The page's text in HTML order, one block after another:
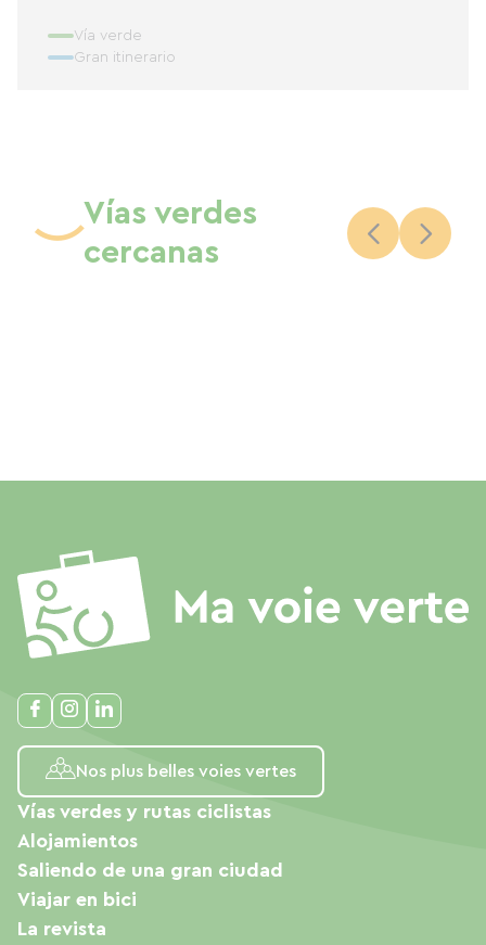
Vía verde
Gran itinerario
Vías verdes
cercanas
Nos plus belles voies vertes
Vías verdes y rutas ciclistas
Alojamientos
Saliendo de una gran ciudad
Viajar en bici
La revista